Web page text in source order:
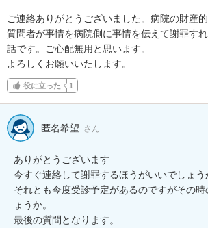
ご連絡ありがとうございました。病院の財産
質問者が事情を病院側に事情を伝えて謝罪す
話です。ご心配無用と思います。
よろしくお願いいたします。
役に立った 1
匿名希望 さん
ありがとうございます
今すぐ連絡して謝罪するほうがいいでしょう
それとも今度受診予定があるのですがその
ょうか。
最後の質問となります。